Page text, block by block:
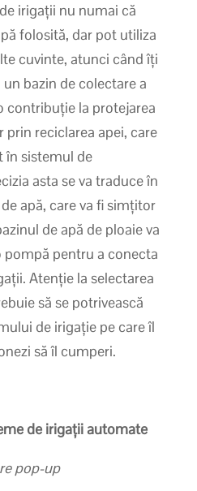
irigații nu numai că
folosită, dar pot utiliza
cuvinte, atunci când îți
bazin de colectare a
contribuție la protejarea
reciclarea apei, care
în sistemul de
asta se va traduce în
apă, care va fi simțitor
de apă de ploaie va
pompă pentru a conecta
Atenție la selectarea
să se potrivească
de irigație pe care îl
să îl cumperi.
de irigații automate
pop-up